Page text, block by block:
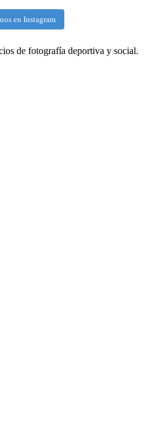
en Instagram
de fotografía deportiva y social.